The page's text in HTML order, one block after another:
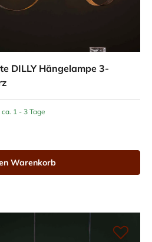
DILLY Hängelampe 3-
1 - 3 Tage
Warenkorb